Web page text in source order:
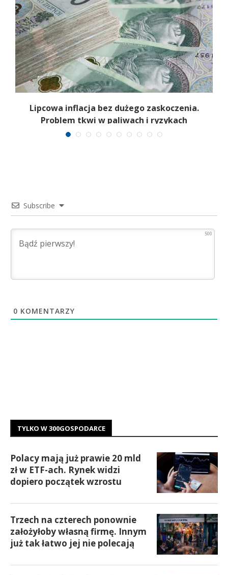
Lipcowa inflacja bez dużego zaskoczenia.
Problem tkwi w paliwach i ryzykach
surowcowych
Subscribe
500
0 KOMENTARZY
TYLKO W 300GOSPODARCE
Polacy mają już prawie 20 mld
zł w ETF-ach. Rynek widzi
dopiero początek wzrostu
Trzech na czterech ponownie
założyłoby własną firmę. Innym
już tak łatwo jej nie polecają